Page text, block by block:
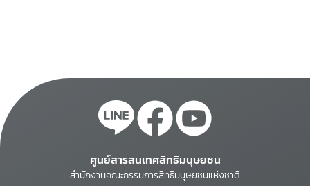
ศูนย์สารสนเทศสิทธิมนุษยชน
สำนักงานคณะกรรมการสิทธิมนุษยชนแห่งชาติ